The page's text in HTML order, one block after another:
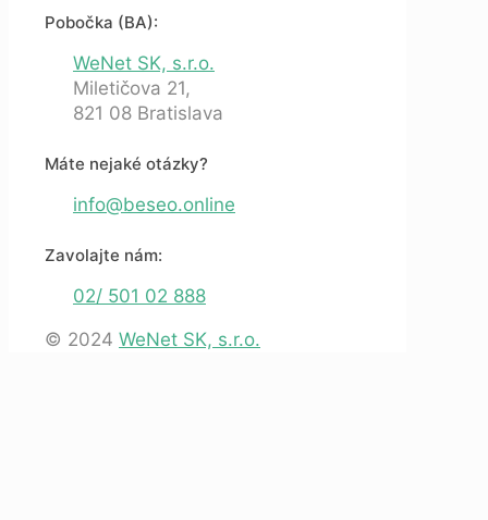
Pobočka (BA):
WeNet SK, s.r.o.
Miletičova 21,
821 08 Bratislava
Máte nejaké otázky?
info@beseo.online
Zavolajte nám:
02/ 501 02 888
© 2024 WeNet SK, s.r.o.